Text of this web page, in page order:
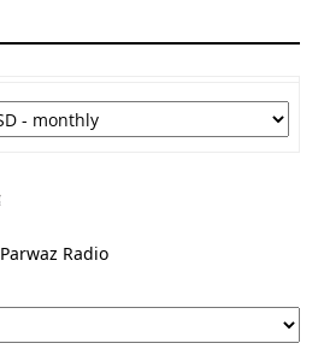
Parwaz Radio